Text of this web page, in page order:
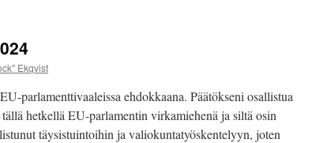
Ekqvist
parlamenttivaaleissa ehdokkaana. Päätökseni osallistua
hetkellä EU-parlamentin virkamiehenä ja siltä osin
täysistuintoihin ja valiokuntatyöskentelyyn, joten